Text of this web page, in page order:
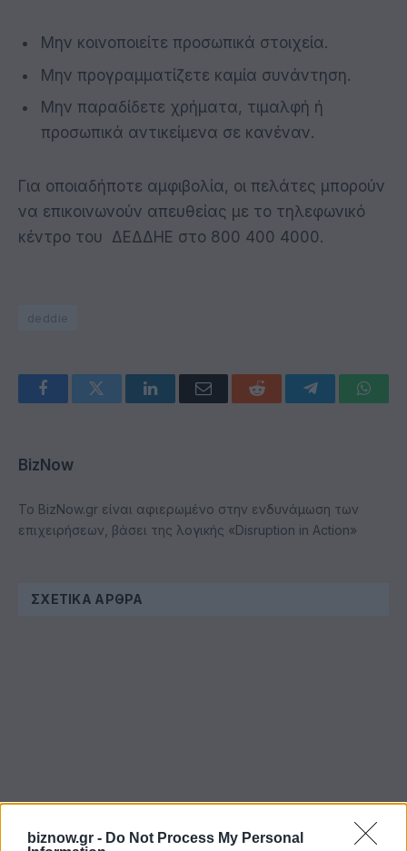
biznow.gr - Do Not Process My Personal
Μην κοινοποιείτε προσωπικά στοιχεία.
Μην προγραμματίζετε καμία συνάντηση.
Μην παραδίδετε χρήματα, τιμαλφή ή
προσωπικά αντικείμενα σε κανέναν.
Για οποιαδήποτε αμφιβολία, οι πελάτες μπορούν
να επικοινωνούν απευθείας με το τηλεφωνικό
κέντρο του ΔΕΔΔΗΕ στο 800 400 4000.
deddie
FacebookTwitter LinkedInEmail Reddit Telegram
BizNow
Το BizNow.gr είναι αφιερωμένο στην ενδυνάμωση των
επιχειρήσεων, βάσει της λογικής «Disruption in Action»
ΣΧΕΤΙΚΆ ΆΡΘΡΑ